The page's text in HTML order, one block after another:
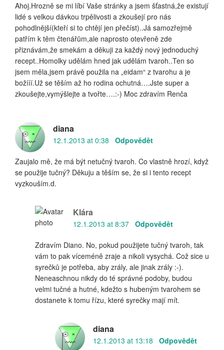
Ahoj.Hrozně se mi líbí Vaše stránky a jsem šťastná,že existují
lidé s velkou dávkou trpělivosti a zkoušejí pro nás
pohodlnější(kteří si to chtějí jen přečíst)..Já samozřejmě
patřím k těm čtenářům,ale naprosto otevřeně zde
přiznávám,že smekám a děkuji za každý nový jednoduchý
recept..Homolky udělám hned jak udělám tvaroh..Ten so
jsem měla,jsem právě použila na „eidam“ z tvarohu a je
božííí.Už se těším až ho rodina ochutná….Jste super a
zkoušejte,vymýšlejte a tvořte….:-) Moc zdravím Renča
diana
12.1.2013 at 0:38 Odpovědět
Zaujalo mě, že má být netučný tvaroh. Co vlastně hrozí, když
se použije tučný? Děkuju a těším se, že si i tento recept
vyzkouším.d.
Klára
12.1.2013 at 8:37 Odpovědět
Zdravím Diano. No, pokud použijete tučný tvaroh, tak
vám to pak víceméně zraje a nikoli vysychá. Což sice u
syrečků je potřeba, aby zrály, ale jinak zrály :-).
Neneaschnou nikdy do té správné podoby, budou
velmi tučné a hutné, kdežto s hubeným tvarohem se
dostanete k tomu řízu, které syrečky mají mít.
diana
12.1.2013 at 13:18 Odpovědět